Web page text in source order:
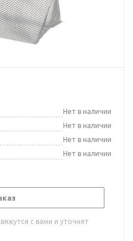
Нет в наличии
Нет в наличии
Нет в наличии
Нет в наличии
с вами и уточнят